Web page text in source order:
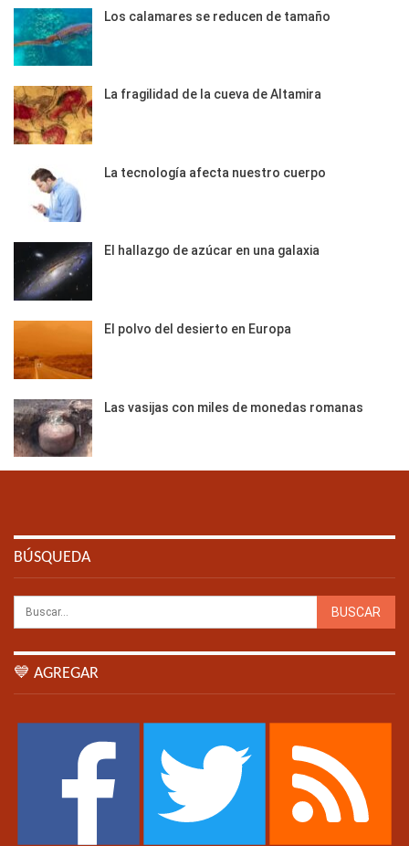
Los calamares se reducen de tamaño
La fragilidad de la cueva de Altamira
La tecnología afecta nuestro cuerpo
El hallazgo de azúcar en una galaxia
El polvo del desierto en Europa
Las vasijas con miles de monedas romanas
BÚSQUEDA
💙 AGREGAR